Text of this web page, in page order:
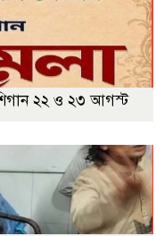
২২ ও ২৩ আগস্ট